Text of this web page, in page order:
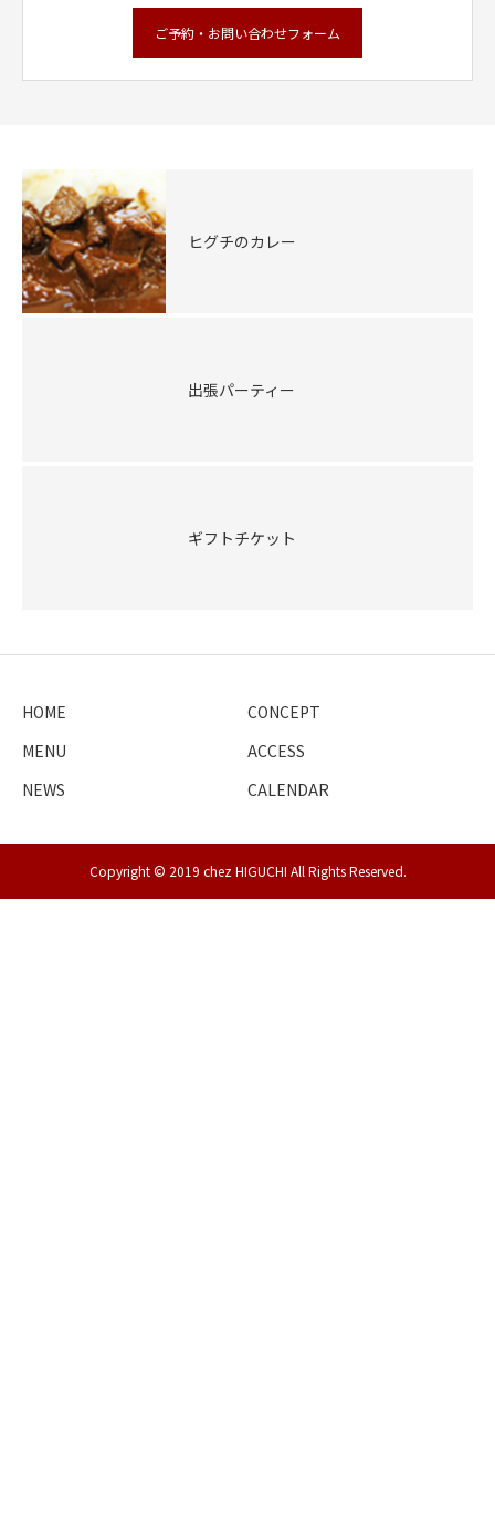
ご予約・お問い合わせフォーム
ヒグチのカレー
出張パーティー
ギフトチケット
HOME
CONCEPT
MENU
ACCESS
NEWS
CALENDAR
Copyright © 2019 chez HIGUCHI All Rights Reserved.